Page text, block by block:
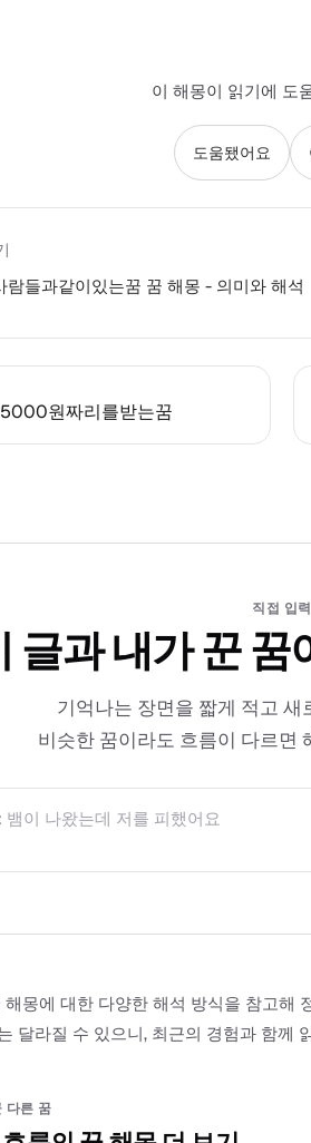
이 해몽이 읽기에 도
도움됐어요
람들과같이있는꿈 꿈 해몽 - 의미와 해석
원짜리를받는꿈
직접 입력
글과 내가 꾼 꿈
기억나는 장면을 짧게 적고 새
비슷한 꿈이라도 흐름이 다르면
해몽에 대한 다양한 해석 방식을 참고해
달라질 수 있으니, 최근의 경험과 함께
다른 꿈